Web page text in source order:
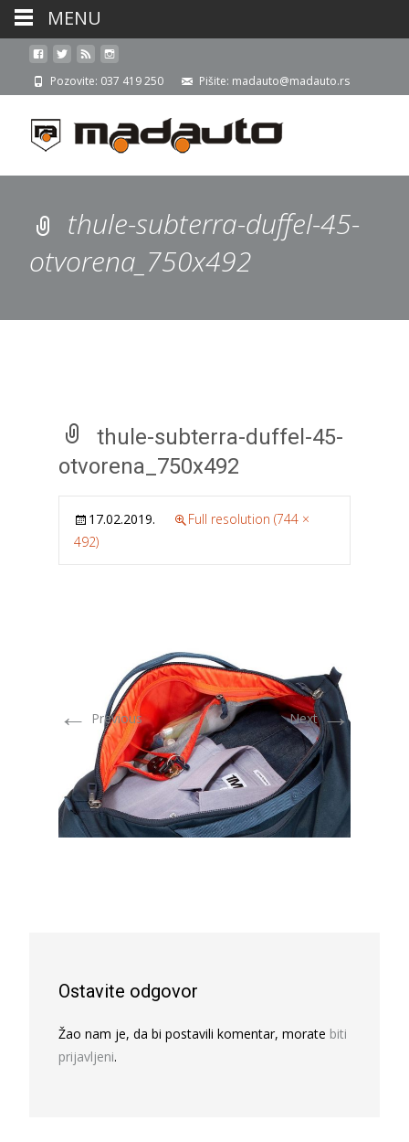
Pozovite: 037 419 250 Pišite: madauto@madauto.rs
thule-subterra-duffel-45-
otvorena_750x492
thule-subterra-duffel-45-
otvorena_750x492
17.02.2019.
Full resolution (744 ×
492)
← Previous Next→
Ostavite odgovor
Žao nam je, da bi postavili komentar, morate biti
prijavljeni.
MENU